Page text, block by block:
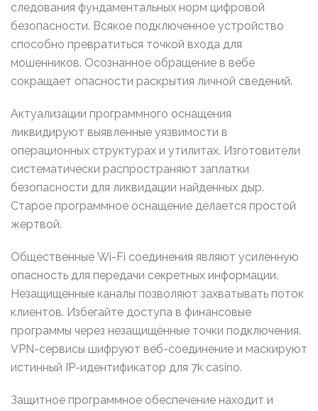
следования фундаментальных норм цифровой
безопасности. Всякое подключенное устройство
способно превратиться точкой входа для
мошенников. Осознанное обращение в вебе
сокращает опасности раскрытия личной сведений.
Актуализации программного оснащения
ликвидируют выявленные уязвимости в
операционных структурах и утилитах. Изготовители
систематически распространяют заплатки
безопасности для ликвидации найденных дыр.
Старое программное оснащение делается простой
жертвой.
Общественные Wi-Fi соединения являют усиленную
опасность для передачи секретных информации.
Незащищенные каналы позволяют захватывать поток
клиентов. Избегайте доступа в финансовые
программы через незащищённые точки подключения.
VPN-сервисы шифруют веб-соединение и маскируют
истинный IP-идентификатор для 7k casino.
Защитное программное обеспечение находит и